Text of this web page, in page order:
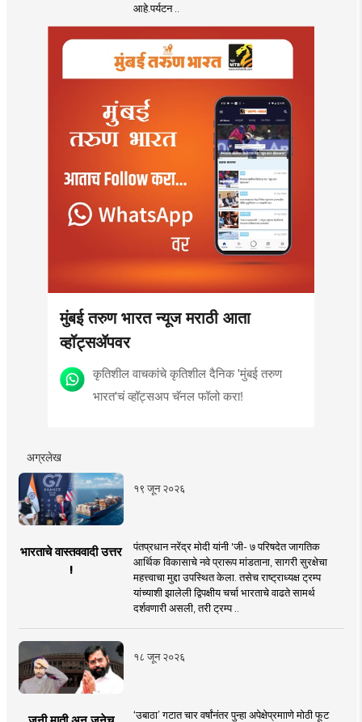
आयुक्तांना पत्र
आहे.पर्यटन ..
मुंबई तरुण भारत न्यूज मराठी आता
व्हॉट्सॲपवर
कृतिशील वाचकांचे कृतिशील दैनिक 'मुंबई तरुण
भारत'चं व्हॉट्सअप चॅनल फॉलो करा!
अग्रलेख
१९ जून २०२६
भारताचे वास्तववादी उत्तर
!
पंतप्रधान नरेंद्र मोदी यांनी 'जी- ७ परिषदेत जागतिक
आर्थिक विकासाचे नवे प्रारूप मांडताना, सागरी सुरक्षेचा
महत्त्वाचा मुद्दा उपस्थित केला. तसेच राष्ट्राध्यक्ष ट्रम्प
यांच्याशी झालेली द्विपक्षीय चर्चा भारताचे वाढते सामर्थ
दर्शवणारी असली, तरी ट्रम्प ..
१८ जून २०२६
‘उबाठा’ गटात चार वर्षांनंतर पुन्हा अपेक्षेप्रमााणे मोठी फूट